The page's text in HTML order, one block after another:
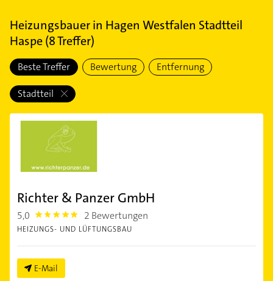
Heizungsbauerin Hagen Westfalen Stadtteil
Haspe(8Treffer)
Beste Treffer Bewertung Entfernung
Stadtteil
Richter & Panzer GmbH
5,0 5.0 2 Bewertungen
HEIZUNGS- UND LÜFTUNGSBAU
E-Mail